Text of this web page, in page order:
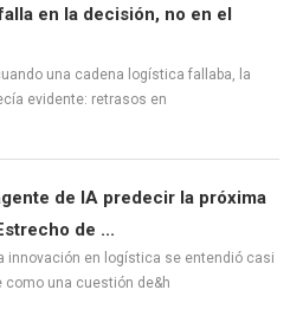
en la decisión, no en el
una cadena logística fallaba, la
evidente: retrasos en
de IA predecir la próxima
de ...
innovación en logística se entendió casi
como una cuestión de&h